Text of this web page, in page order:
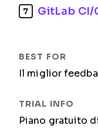
7 GitLab CI/
Il miglior
Piano gratuito